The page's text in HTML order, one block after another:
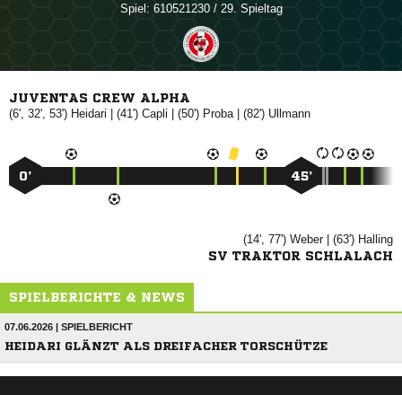
Spiel: 610521230 / 29. Spieltag
JUVENTAS CREW ALPHA
(6', 32', 53')  | (41')  | (50') | (82') 
0’ 45’
(14', 77') | (63') 
SV TRAKTOR SCHLALACH
SPIELBERICHTE & NEWS
07.06.2026 | SPIELBERICHT
HEIDARI GLÄNZT ALS DREIFACHER TORSCHÜTZE